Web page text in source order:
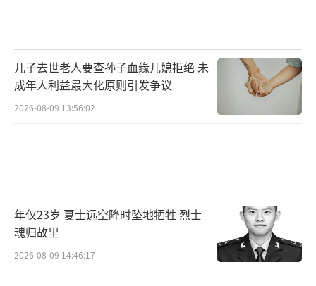
儿子去世老人要查孙子血缘儿媳拒绝 未
成年人利益最大化原则引发争议
2026-08-09 13:56:02
年仅23岁 夏士远空降时坠地牺牲 烈士
魂归故里
2026-08-09 14:46:17